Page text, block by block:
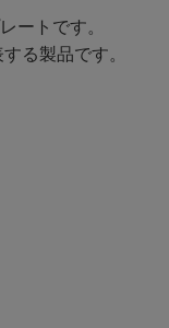
ートです。
る製品です。